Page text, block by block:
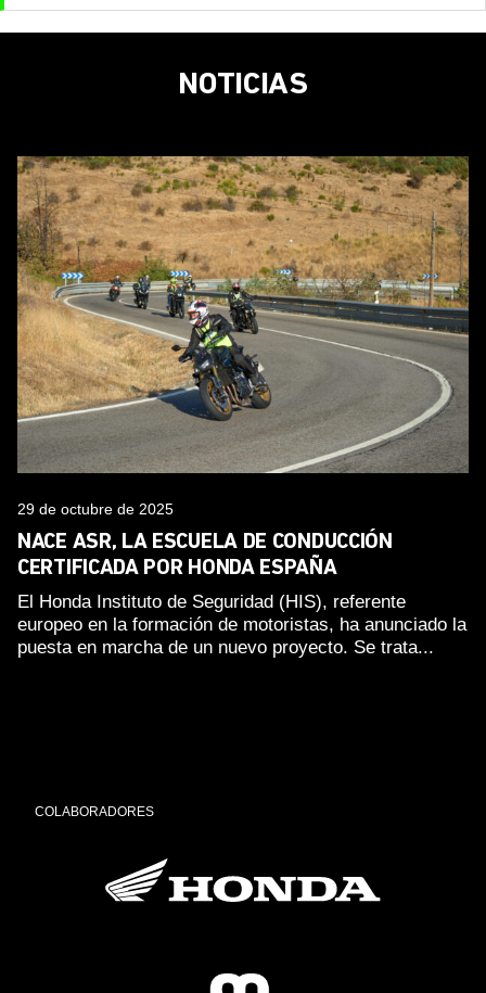
NOTICIAS
29 de octubre de 2025
NACE ASR, LA ESCUELA DE CONDUCCIÓN
CERTIFICADA POR HONDA ESPAÑA
El Honda Instituto de Seguridad (HIS), referente
europeo en la formación de motoristas, ha anunciado la
puesta en marcha de un nuevo proyecto. Se trata...
COLABORADORES